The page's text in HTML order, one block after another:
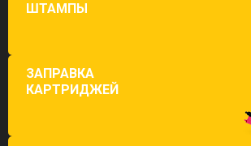
ШТАМПЫ
ЗАПРАВКА
КАРТРИДЖЕЙ